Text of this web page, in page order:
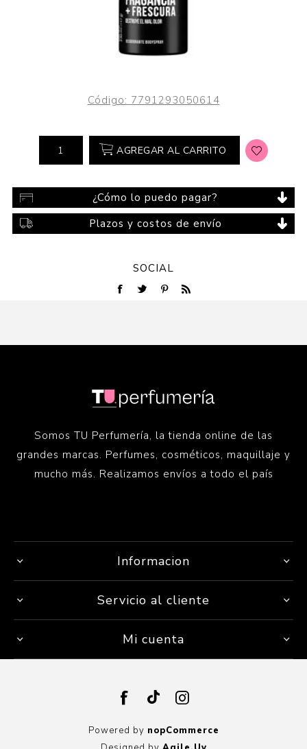
Código: 7791293050614
AGREGAR AL CARRITO
¿Cómo lo puedo pagar?
Plazos y costos de envío
SOCIAL
Somos TU Perfumería, la tienda online de las
grandes marcas. Perfumes, cosméticos, maquillaje y
mucho más. Realizamos envíos a todo el país
Informacion
Servicio al cliente
Mi cuenta
Powered by nopCommerce